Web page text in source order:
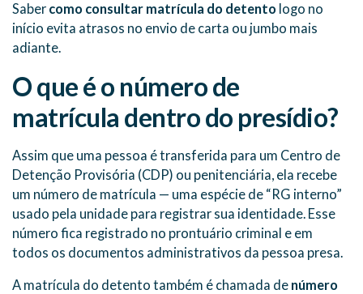
Saber como consultar matrícula do detento logo no
início evita atrasos no envio de carta ou jumbo mais
adiante.
O que é o número de
matrícula dentro do presídio?
Assim que uma pessoa é transferida para um Centro de
Detenção Provisória (CDP) ou penitenciária, ela recebe
um número de matrícula — uma espécie de “RG interno”
usado pela unidade para registrar sua identidade. Esse
número fica registrado no prontuário criminal e em
todos os documentos administrativos da pessoa presa.
A matrícula do detento também é chamada de número